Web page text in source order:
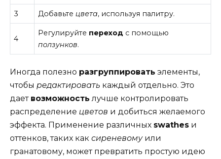
3 Добавьтецвета, используя палитру.
4
Регулируйте переход с помощью
ползунков.
Иногда полезно разгруппировать элементы,
чтобы редактировать каждый отдельно. Это
дает возможность лучше контролировать
распределение цветов и добиться желаемого
эффекта. Применение различных swathes и
оттенков, таких как сиреневомуили
гранатовому, может превратить простую идею